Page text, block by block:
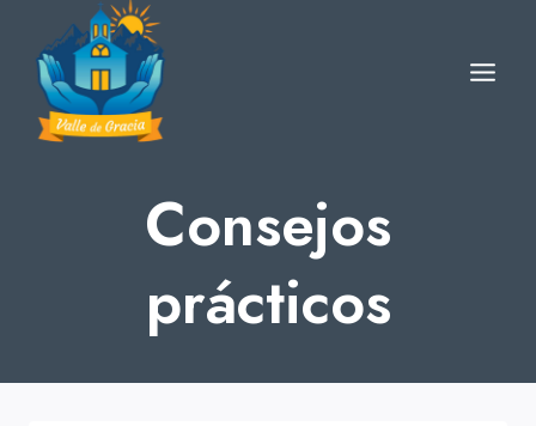
content
Consejos
prácticos